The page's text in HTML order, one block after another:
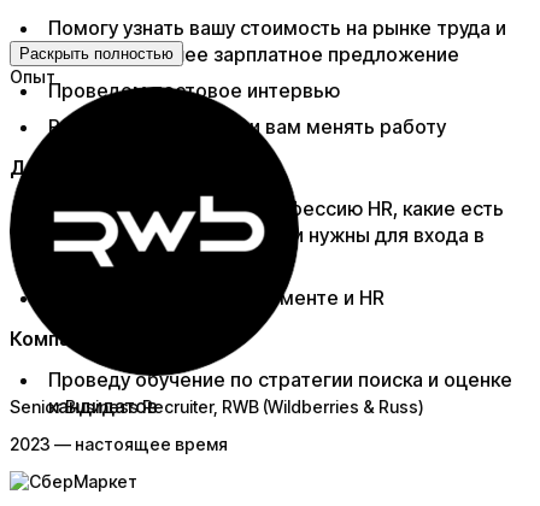
Помогу узнать вашу стоимость на рынке труда и
получить лучшее зарплатное предложение
Проведем тестовое интервью
Разберемся, нужно ли вам менять работу​
Для будущих HR:
Расскажу как войти в профессию HR, какие есть
виды HR-ов и какие навыки нужны для входа в
профессию
Буду ментором в рекрутменте и HR​
Компаниям:
Проведу обучение по стратегии поиска и оценке
кандидатов​
Раскрыть полностью
Опыт
Senior Business Recruiter, RWB (Wildberries & Russ)
2023 — настоящее время